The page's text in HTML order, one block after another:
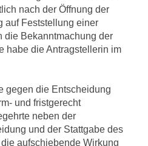
nach der Öffnung der
auf Feststellung einer
die Bekanntmachung der
habe die Antragstellerin im
gegen die Entscheidung
und fristgerecht
neben der
und der Stattgabe des
aufschiebende Wirkung